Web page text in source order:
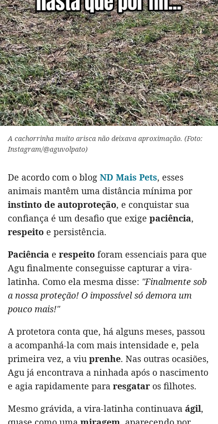
A cachorrinha muito arisca não deixava aproximação. (Foto:
Instagram/@aguvolpato)
De acordo com o blog ND Mais Pets, esses
animais mantêm uma distância mínima por
instinto de autoproteção, e conquistar sua
confiança é um desafio que exige paciência,
respeito e persistência.
Paciência e respeito foram essenciais para que
Agu finalmente conseguisse capturar a vira-
latinha. Como ela mesma disse: "Finalmente sob
a nossa proteção! O impossível só demora um
pouco mais!"
A protetora conta que, há alguns meses, passou
a acompanhá-la com mais intensidade e, pela
primeira vez, a viu prenhe. Nas outras ocasiões,
Agu já encontrava a ninhada após o nascimento
e agia rapidamente para resgatar os filhotes.
Mesmo grávida, a vira-latinha continuava ágil,